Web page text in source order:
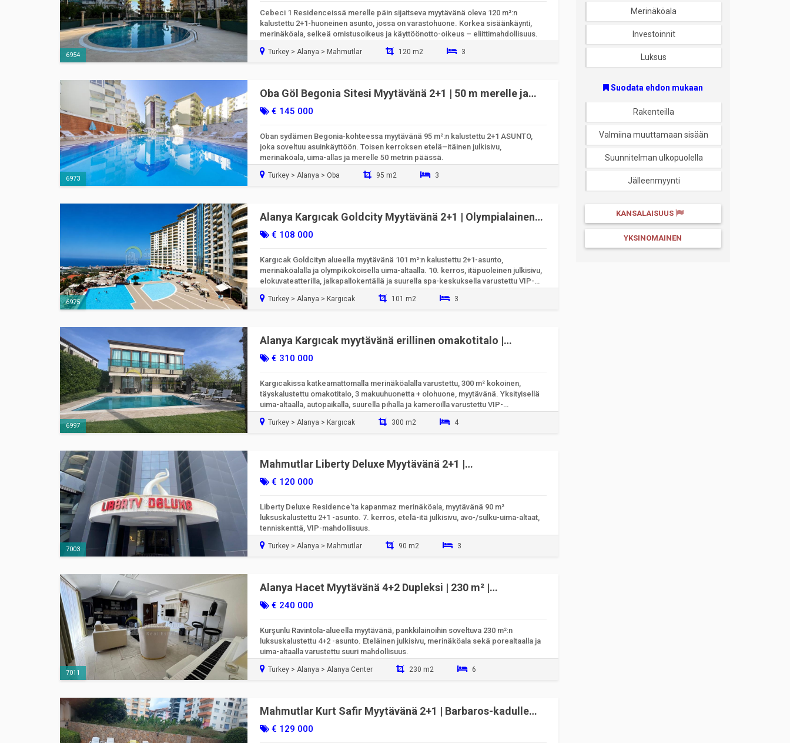
6954
Cebeci 1 Residenceissä merelle päin sijaitseva myytävänä oleva 120 m²:n
kalustettu 2+1-huoneinen asunto, jossa on varastohuone. Korkea sisäänkäynti,
merinäköala, selkeä omistusoikeus ja käyttöönotto-oikeus – eliittimahdollisuus.
Turkey > Alanya > Mahmutlar 120 m2 3
6973
Oba Göl Begonia Sitesi Myytävänä 2+1 | 50 m merelle ja
merinäköalalla
€ 145 000
Oban sydämen Begonia-kohteessa myytävänä 95 m²:n kalustettu 2+1 ASUNTO,
joka soveltuu asuinkäyttöön. Toisen kerroksen etelä–itäinen julkisivu,
merinäköala, uima-allas ja merelle 50 metrin päässä.
Turkey > Alanya > Oba 95 m2 3
6975
Alanya Kargıcak Goldcity Myytävänä 2+1 | Olympialainen
uima-allas ja merinäköala | Koodi 6975
€ 108 000
Kargıcak Goldcityn alueella myytävänä 101 m²:n kalustettu 2+1-asunto,
merinäköalalla ja olympikokoisella uima-altaalla. 10. kerros, itäpuoleinen julkisivu,
elokuvateatterilla, jalkapallokentällä ja suurella spa-keskuksella varustettu VIP-
Turkey > Alanya > Kargıcak 101 m2 3
6997
Alanya Kargıcak myytävänä erillinen omakotitalo |
Merinäköala ja uima-allas
€ 310 000
Kargıcakissa katkeamattomalla merinäköalalla varustettu, 300 m² kokoinen,
täyskalustettu omakotitalo, 3 makuuhuonetta + olohuone, myytävänä. Yksityisellä
uima-altaalla, autopaikalla, suurella pihalla ja kameroilla varustettu VIP-
Turkey > Alanya > Kargıcak 300 m2 4
7003
Mahmutlar Liberty Deluxe Myytävänä 2+1 |
Merinäköalallinen & 1-vuotias
€ 120 000
Liberty Deluxe Residence'ta kapanmaz merinäköala, myytävänä 90 m²
luksuskalustettu 2+1 -asunto. 7. kerros, etelä-itä julkisivu, avo-/sulku-uima-altaat,
tenniskenttä, VIP-mahdollisuus.
Turkey > Alanya > Mahmutlar 90 m2 3
7011
Alanya Hacet Myytävänä 4+2 Dupleksi | 230 m² |
Merinäköalainen & Pankkilainaan Soveltuva
€ 240 000
Kurşunlu Ravintola-alueella myytävänä, pankkilainoihin soveltuva 230 m²:n
luksuskalustettu 4+2 -asunto. Eteläinen julkisivu, merinäköala sekä porealtaalla ja
uima-altaalla varustettu suuri mahdollisuus.
Turkey > Alanya > Alanya Center 230 m2 6
Mahmutlar Kurt Safir Myytävänä 2+1 | Barbaros-kadulle
Suora | Merinäköalallinen
€ 129 000
Merinäköala
Investoinnit
Luksus
Suodata ehdon mukaan
Rakenteilla
Valmiina muuttamaan sisään
Suunnitelman ulkopuolella
Jälleenmyynti
KANSALAISUUS
YKSINOMAINEN